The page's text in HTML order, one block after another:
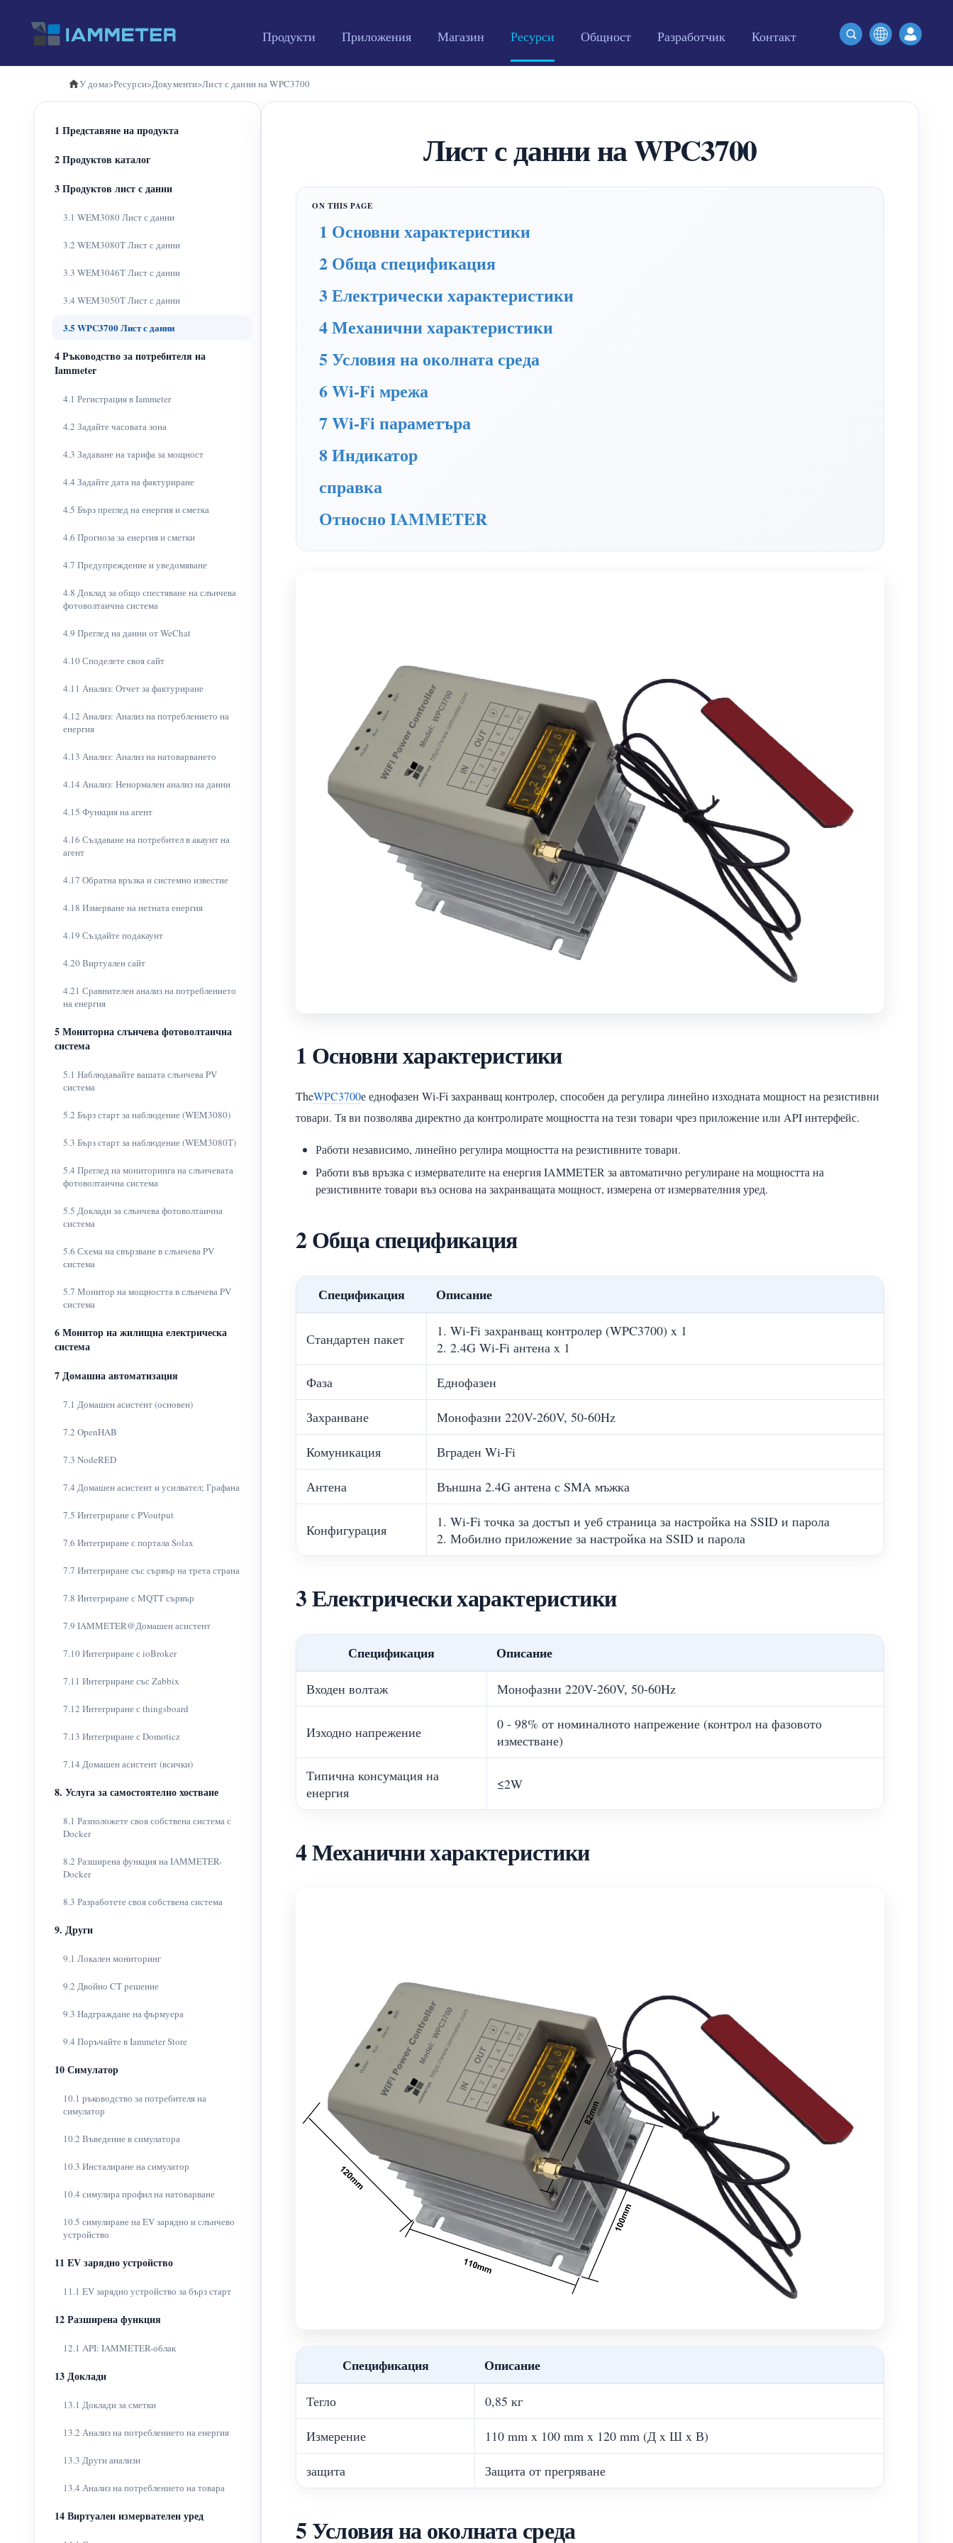
Продукти Приложения Магазин Ресурси Общност Разработчик Контакт
У дома>Ресурси>Документи>Лист с данни на WPC3700
1 Представяне на продукта
2 Продуктов каталог
3 Продуктов лист с данни
3.1 WEM3080 Лист с данни
3.2 WEM3080T Лист с данни
3.3 WEM3046T Лист с данни
3.4 WEM3050T Лист с данни
3.5 WPC3700 Лист с данни
4 Ръководство за потребителя на
Iammeter
4.1 Регистрация в Iammeter
4.2 Задайте часовата зона
4.3 Задаване на тарифа за мощност
4.4 Задайте дата на фактуриране
4.5 Бърз преглед на енергия и сметка
4.6 Прогноза за енергия и сметки
4.7 Предупреждение и уведомяване
4.8 Доклад за общо спестяване на слънчева
фотоволтаична система
4.9 Преглед на данни от WeChat
4.10 Споделете своя сайт
4.11 Анализ: Отчет за фактуриране
4.12 Анализ: Анализ на потреблението на
енергия
4.13 Анализ: Анализ на натоварването
4.14 Анализ: Ненормален анализ на данни
4.15 Функция на агент
4.16 Създаване на потребител в акаунт на
агент
4.17 Обратна връзка и системно известие
4.18 Измерване на нетната енергия
4.19 Създайте подакаунт
4.20 Виртуален сайт
4.21 Сравнителен анализ на потреблението
на енергия
5 Мониторна слънчева фотоволтаична
система
5.1 Наблюдавайте вашата слънчева PV
система
5.2 Бърз старт за наблюдение (WEM3080)
5.3 Бърз старт за наблюдение (WEM3080T)
5.4 Преглед на мониторинга на слънчевата
фотоволтаична система
5.5 Доклади за слънчева фотоволтаична
система
5.6 Схема на свързване в слънчева PV
система
5.7 Монитор на мощността в слънчева PV
система
6 Монитор на жилищна електрическа
система
7 Домашна автоматизация
7.1 Домашен асистент (основен)
7.2 OpenHAB
7.3 NodeRED
7.4 Домашен асистент и усилвател; Графана
7.5 Интегриране с PVoutput
7.6 Интегриране с портала Solax
7.7 Интегриране със сървър на трета страна
7.8 Интегриране с MQTT сървър
7.9 IAMMETER@Домашен асистент
7.10 Интегриране с ioBroker
7.11 Интегриране със Zabbix
7.12 Интегриране с thingsboard
7.13 Интегриране с Domoticz
7.14 Домашен асистент (всички)
8. Услуга за самостоятелно хостване
8.1 Разположете своя собствена система с
Docker
8.2 Разширена функция на IAMMETER-
Docker
8.3 Разработете своя собствена система
9. Други
9.1 Локален мониторинг
9.2 Двойно CT решение
9.3 Надграждане на фърмуера
9.4 Поръчайте в Iammeter Store
10 Симулатор
10.1 ръководство за потребителя на
симулатор
10.2 Въведение в симулатора
10.3 Инсталиране на симулатор
10.4 симулира профил на натоварване
10.5 симулиране на EV зарядно и слънчево
устройство
11 EV зарядно устройство
11.1 EV зарядно устройство за бърз старт
12 Разширена функция
12.1 API: IAMMETER-облак
13 Доклади
13.1 Доклади за сметки
13.2 Анализ на потреблението на енергия
13.3 Други анализи
13.4 Анализ на потреблението на товара
14 Виртуален измервателен уред
Лист с данни на WPC3700
1 Основни характеристики
2 Обща спецификация
3 Електрически характеристики
4 Механични характеристики
5 Условия на околната среда
6 Wi-Fi мрежа
7 Wi-Fi параметъра
8 Индикатор
справка
Относно IAMMETER
1 Основни характеристики
TheWPC3700е еднофазен Wi-Fi захранващ контролер, способен да регулира линейно изходната мощност на резистивни
товари. Тя ви позволява директно да контролирате мощността на тези товари чрез приложение или API интерфейс.
Работи независимо, линейно регулира мощността на резистивните товари.
Работи във връзка с измервателите на енергия IAMMETER за автоматично регулиране на мощността на
резистивните товари въз основа на захранващата мощност, измерена от измервателния уред.
2 Обща спецификация
Спецификация Описание
Стандартен пакет
1. Wi-Fi захранващ контролер (WPC3700) x 1
2. 2.4G Wi-Fi антена x 1
Фаза Еднофазен
Захранване Монофазни 220V-260V, 50-60Hz
Комуникация Вграден Wi-Fi
Антена Външна 2.4G антена с SMA мъжка
Конфигурация
1. Wi-Fi точка за достъп и уеб страница за настройка на SSID и парола
2. Мобилно приложение за настройка на SSID и парола
3 Електрически характеристики
Спецификация Описание
Входен волтаж Монофазни 220V-260V, 50-60Hz
Изходно напрежение
0 - 98% от номиналното напрежение (контрол на фазовото
изместване)
Типична консумация на
енергия
≤2W
4 Механични характеристики
Спецификация Описание
Тегло 0,85 кг
Измерение 110 mm x 100 mm x 120 mm (Д x Ш x В)
защита Защита от прегряване
5 Условия на околната среда